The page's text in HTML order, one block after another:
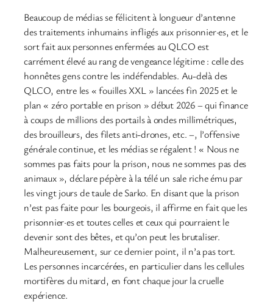
Beaucoup de médias se félicitent à longueur d’antenne
des traitements inhumains infligés aux prisonnier·es, et le
sort fait aux personnes enfermées au QLCO est
carrément élevé au rang de vengeance légitime : celle des
honnêtes gens contre les indéfendables. Au-delà des
QLCO, entre les « fouilles XXL » lancées fin 2025 et le
plan « zéro portable en prison » début 2026 – qui finance
à coups de millions des portails à ondes millimétriques,
des brouilleurs, des filets anti-drones, etc. –, l’offensive
générale continue, et les médias se régalent ! « Nous ne
sommes pas faits pour la prison, nous ne sommes pas des
animaux », déclare pépère à la télé un sale riche ému par
les vingt jours de taule de Sarko. En disant que la prison
n’est pas faite pour les bourgeois, il affirme en fait que les
prisonnier·es et toutes celles et ceux qui pourraient le
devenir sont des bêtes, et qu’on peut les brutaliser.
Malheureusement, sur ce dernier point, il n’a pas tort.
Les personnes incarcérées, en particulier dans les cellules
mortifères du mitard, en font chaque jour la cruelle
expérience.